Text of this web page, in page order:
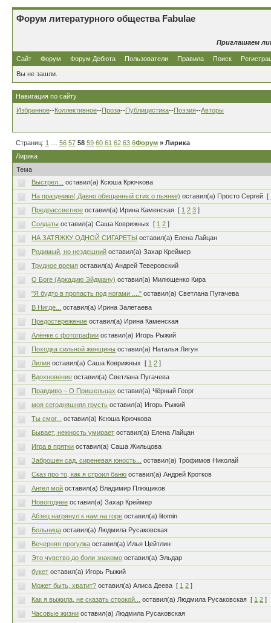
Форум литературного общества Fabulae
Приглашаем
Сайт Форум Форум Дебюта Пользователи Правила Поиск
Вы не зашли.
Навигация по сайту
Избранное--Коллективное--Проза--Публицистика--Поэзия--Авторы
Страниц: 1 56 57 58 59 60 61 62 63 64…80
Форум » Лирика
Лирика
Тема
Выстрел...
оставил(а) Ксюша Крючкова
На празднике( Давно обещанный стих о пьянке) оставил(а) Просто Сергей [
Предрассветное оставил(а) Ирина Каменская [ 1 2 3 ]
Солдаты оставил(а) Саша Коврижных [ 1 2 ]
НА ЗАТЯЖКУ ОДНОЙ СИГАРЕТЫ оставил(а) Елена Лайцан
Родимый, но нездешний оставил(а) Захар Креймер
Трудное время оставил(а) Андрей Теверовский
О Боге (Аркадию Эйдману) оставил(а) Милющенко Кира
"Я будто в пропасть под ногами ...." оставил(а) Светлана Пугачева
В Нигде...
оставил(а) Ирина Залетаева
Предостережение оставил(а) Ирина Каменская
Алёнке с фотографии оставил(а) Игорь Рыжий
Походка сильной женщины оставил(а) Наталья Лигун
Лилия оставил(а) Саша Коврижных [ 1 2 ]
Вдохновение оставил(а) Светлана Пугачева
Правдиво – О Пришельцах оставил(а) Чёрный Георг
моя сегодняшняя грусть оставил(а) Игорь Рыжий
Ты смог...
оставил(а) Ксюша Крючкова
Бывает, нежность умирает оставил(а) Елена Лайцан
Игра в прятки оставил(а) Саша Жильцова
Заброшен сад, сиреневая юность...
оставил(а) Трофимов Николай
Сказ про то, как я строил баню оставил(а) Андрей Кротков
Ангел мой оставил(а) Владимир Плющиков
Новогоднее оставил(а) Захар Креймер
Абзец нагрянул к нам на горе оставил(а) litomin
Больница оставил(а) Людмила Русаковская
Вечерняя прогулка оставил(а) Илья Цейтлин
Это чувство до боли знакомо оставил(а) Эльдар
букет оставил(а) Игорь Рыжий
Может быть, хватит? оставил(а) Алиса Деева [ 1 2 ]
Как я выжила, не сказать строкой...
оставил(а) Людмила Русаковская [ 1 2 ]
Часовые жизни оставил(а) Людмила Русаковская